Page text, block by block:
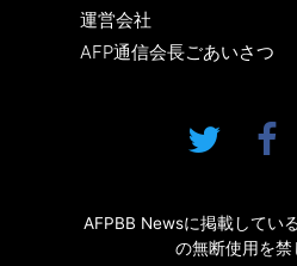
運営会社
AFP通信会長ごあいさつ
AFPBB Newsに掲載してい
の無断使用を禁